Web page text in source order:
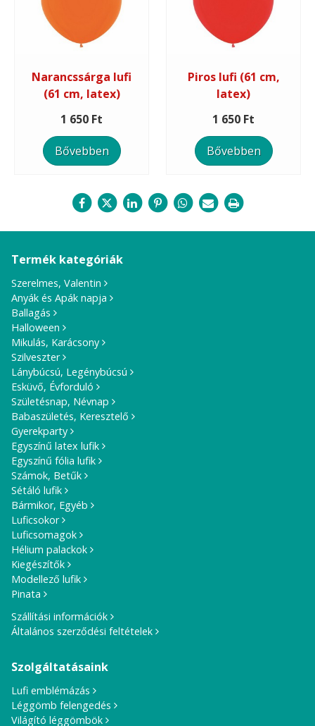
Narancssárga lufi
(61 cm, latex)
1 650 Ft
Bővebben
Piros lufi (61 cm,
latex)
1 650 Ft
Bővebben
Termék kategóriák
Szerelmes, Valentin
Anyák és Apák napja
Ballagás
Halloween
Mikulás, Karácsony
Szilveszter
Lánybúcsú, Legénybúcsú
Esküvő, Évforduló
Születésnap, Névnap
Babaszületés, Keresztelő
Gyerekparty
Egyszínű latex lufik
Egyszínű fólia lufik
Számok, Betűk
Sétáló lufik
Bármikor, Egyéb
Luficsokor
Luficsomagok
Hélium palackok
Kiegészítők
Modellező lufik
Pinata
Szállítási információk
Általános szerződési feltételek
Szolgáltatásaink
Lufi emblémázás
Léggömb felengedés
Világító léggömbök